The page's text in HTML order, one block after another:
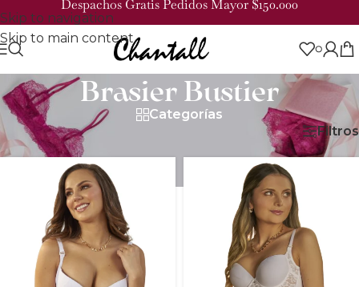
Skip to navigation
Skip to main content
Despachos Gratis Pedidos Mayor $150.000
0
Brasier Bustier
Categorías
Inicio/ Brasieres/ Filtros